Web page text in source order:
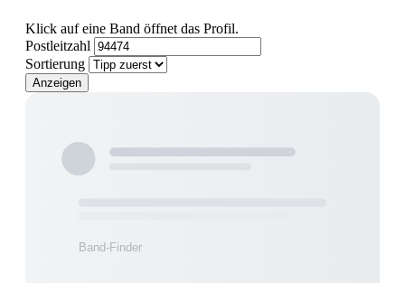
Klick auf eine Band öffnet das Profil.
Postleitzahl
Sortierung
Anzeigen